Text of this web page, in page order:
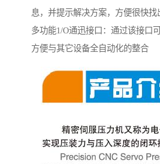
息，并提示解决方案，方便很快找
多功能1/O通迅接口：通过该接口
方便与其它设备全自动化的整合